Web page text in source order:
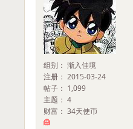
组别： 渐入佳境
注册： 2015-03-24
帖子： 1,099
主题： 4
财富： 34天使币